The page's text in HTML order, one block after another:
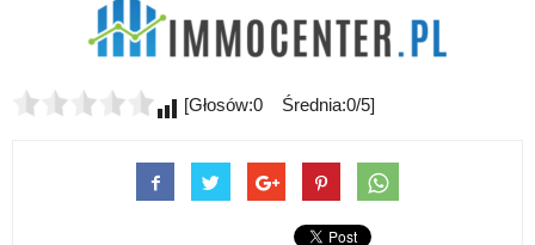
[Głosów:0 Średnia:0/5]